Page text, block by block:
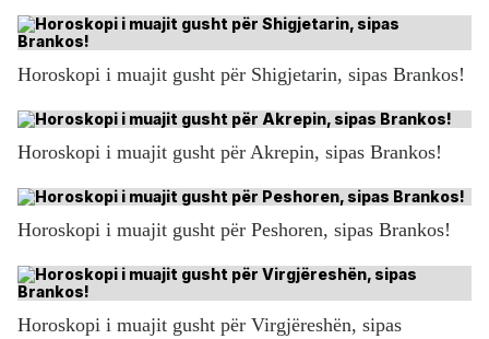
Horoskopi i muajit gusht për Shigjetarin, sipas Brankos!
Horoskopi i muajit gusht për Akrepin, sipas Brankos!
Horoskopi i muajit gusht për Peshoren, sipas Brankos!
Horoskopi i muajit gusht për Virgjëreshën, sipas